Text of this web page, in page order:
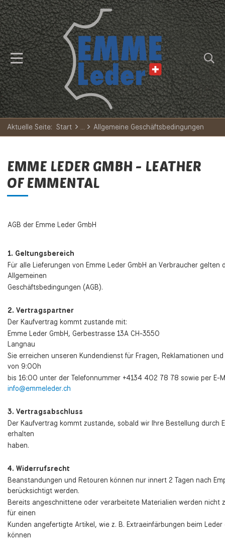
Aktuelle Seite: Start Allgemeine Geschäftsbedingungen
EMME LEDER GMBH - LEATHER
OF EMMENTAL
AGB der Emme Leder GmbH
1. Geltungsbereich
Für alle Lieferungen von Emme Leder GmbH an Verbraucher gelten
Allgemeinen
Geschäftsbedingungen (AGB).
2. Vertragspartner
Der Kaufvertrag kommt zustande mit:
Emme Leder GmbH, Gerbestrasse 13A CH-3550
Langnau
Sie erreichen unseren Kundendienst für Fragen, Reklamationen
von 9:00h
bis 16:00 unter der Telefonnummer +4134 402 78 78 sowie per E-
info@emmeleder.ch
3. Vertragsabschluss
Der Kaufvertrag kommt zustande, sobald wir Ihre Bestellung durch
erhalten
haben.
4. Widerrufsrecht
Beanstandungen und Retouren können nur innert 2 Tagen nach
berücksichtigt werden.
Bereits angeschnittene oder verarbeitete Materialien werden nicht
für einen
Kunden angefertigte Artikel, wie z. B. Extraeinfärbungen beim
können